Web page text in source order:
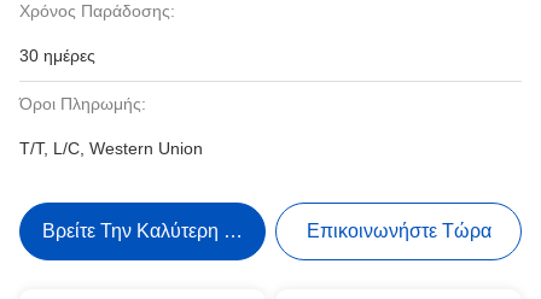
Χρόνος Παράδοσης:
30 ημέρες
Όροι Πληρωμής:
T/T, L/C, Western Union
Βρείτε Την Καλύτερη Τιμή Επικοινωνήστε Τώρα